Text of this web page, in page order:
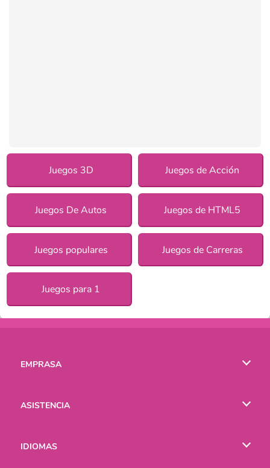
Juegos 3D Juegos de Acción
Juegos De Autos Juegos de HTML5
Juegos populares Juegos de Carreras
Juegos para 1
EMPRASA
ASISTENCIA
IDIOMAS